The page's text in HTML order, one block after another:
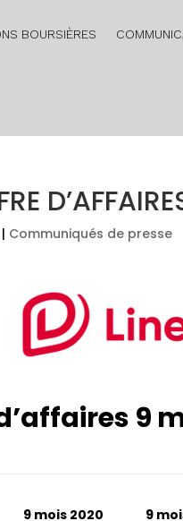
BOURSIÈRES
| Communiqués de presse
9
9 mois 2020 9